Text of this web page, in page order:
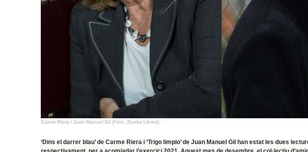
Carme Riera i Juan Manuel Gil (Foto: Zenda Libros).
‘Dins el darrer blau’ de Carme Riera i ‘Trigo limpio’ de Juan Manuel Gil han estat les dues